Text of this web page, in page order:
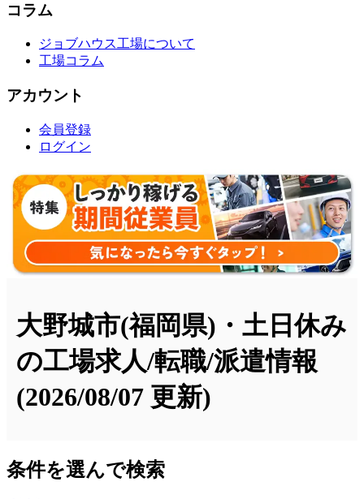
コラム
ジョブハウス工場について
工場コラム
アカウント
会員登録
ログイン
大野城市(福岡県)・土日休み
の工場求人/転職/派遣情報
(2026/08/07 更新)
条件を選んで検索